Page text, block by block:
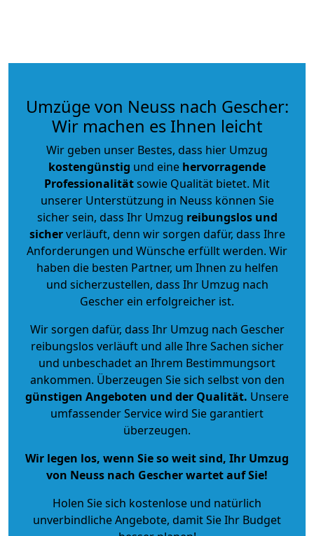
Umzüge von Neuss nach Gescher:
Wir machen es Ihnen leicht
Wir geben unser Bestes, dass hier Umzug
kostengünstig und eine hervorragende
Professionalitätsowie Qualität bietet. Mit
unserer Unterstützung in Neuss können Sie
sicher sein, dass Ihr Umzug reibungslos und
sicherverläuft, denn wir sorgen dafür, dass Ihre
Anforderungen und Wünsche erfüllt werden. Wir
haben die besten Partner, um Ihnen zu helfen
und sicherzustellen, dass Ihr Umzug nach
Gescher ein erfolgreicher ist.
Wir sorgen dafür, dass Ihr Umzug nach Gescher
reibungslos verläuft und alle Ihre Sachen sicher
und unbeschadet an Ihrem Bestimmungsort
ankommen. Überzeugen Sie sich selbst von den
günstigen Angeboten und der Qualität. Unsere
umfassender Service wird Sie garantiert
überzeugen.
Wir legen los, wenn Sie so weit sind, Ihr Umzug
von Neuss nach Gescher wartet auf Sie!
Holen Sie sich kostenlose und natürlich
unverbindliche Angebote, damit Sie Ihr Budget